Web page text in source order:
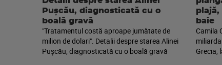
Pușcău, diagnosticată cu o
boală gravă
"Tratamentul costă aproape jumătate de
milion de dolari". Detalii despre starea Alinei
Pușcău, diagnosticată cu o boală gravă
plajă,
baie
Camila
Grecia,